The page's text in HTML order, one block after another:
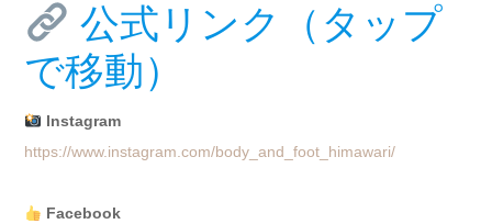
公式リンク（タップ
で移動）
Instagram
https://www.instagram.com/body_and_foot_himawari/
Facebook